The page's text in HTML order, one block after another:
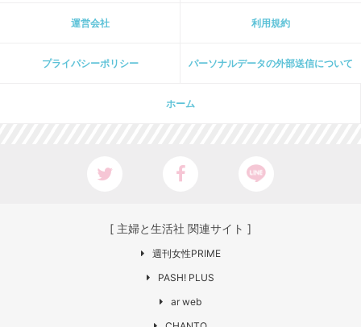
運営会社 利用規約
プライパシーポリシー パーソナルデータの外部送信について
ホーム
[ 主婦と生活社 関連サイト ]
週刊女性PRIME
PASH! PLUS
ar web